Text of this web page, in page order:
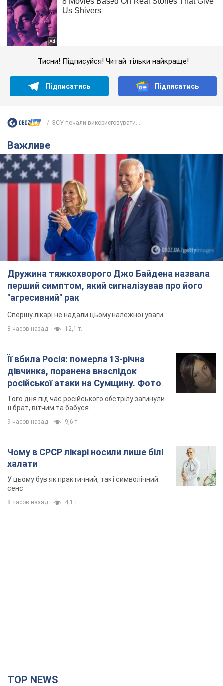
Тисни! Підписуйся! Читай тільки найкраще!
Підписатись Підписатись
ЗСУ почали використовувати...
Важливе
Дружина тяжкохворого Джо Байдена назвала
перший симптом, який сигналізував про його
"агресивний" рак
Спершу лікарі не надали цьому належної уваги
8 часов назад 12,1 т.
Її вбила Росія: померла 13-річна
дівчинка, поранена внаслідок
російської атаки на Сумщину. Фото
Того дня під час російського обстрілу загинули
її брат, вітчим та бабуся
9 часов назад 9,6 т.
Чому в СРСР лікарі носили лише білі
халати
У цьому був як практичний, так і символічний
сенс
8 часов назад 4,1 т.
TOP NEWS